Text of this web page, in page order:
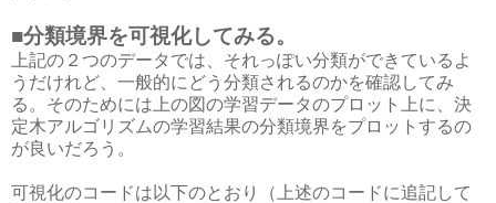
■分類境界を可視化してみる。
上記の２つのデータでは、それっぽい分類ができているよ
うだけれど、一般的にどう分類されるのかを確認してみ
る。そのためには上の図の学習データのプロット上に、決
定木アルゴリズムの学習結果の分類境界をプロットするの
が良いだろう。
可視化のコードは以下のとおり（上述のコードに追記して